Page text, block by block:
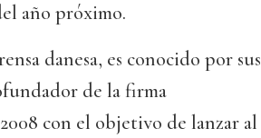
año próximo.
danesa, es conocido por sus
de la firma
con el objetivo de lanzar al